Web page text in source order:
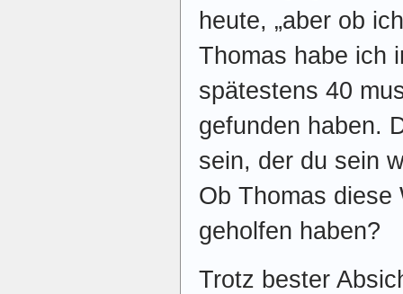
heute, „aber ob
Thomas habe ich
spätestens 40
gefunden haben.
sein, der du sein
Ob Thomas diese
geholfen haben?
Trotz bester